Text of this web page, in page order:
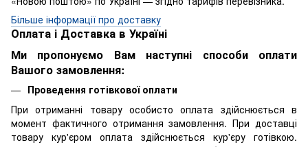
Більше інформації про доставку
Оплата і Доставка в Україні
Ми пропонуємо Вам наступні способи оплати
Вашого замовлення:
Проведення готівкової оплати
При отриманні товару особисто оплата здійснюється в
момент фактичного отримання замовлення. При доставці
товару кур'єром оплата здійснюється кур'єру готівкою.